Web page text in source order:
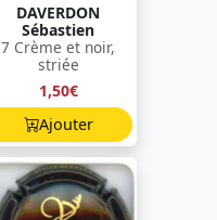
DAVERDON
Sébastien
7 Crème et noir,
striée
1,50€
Ajouter